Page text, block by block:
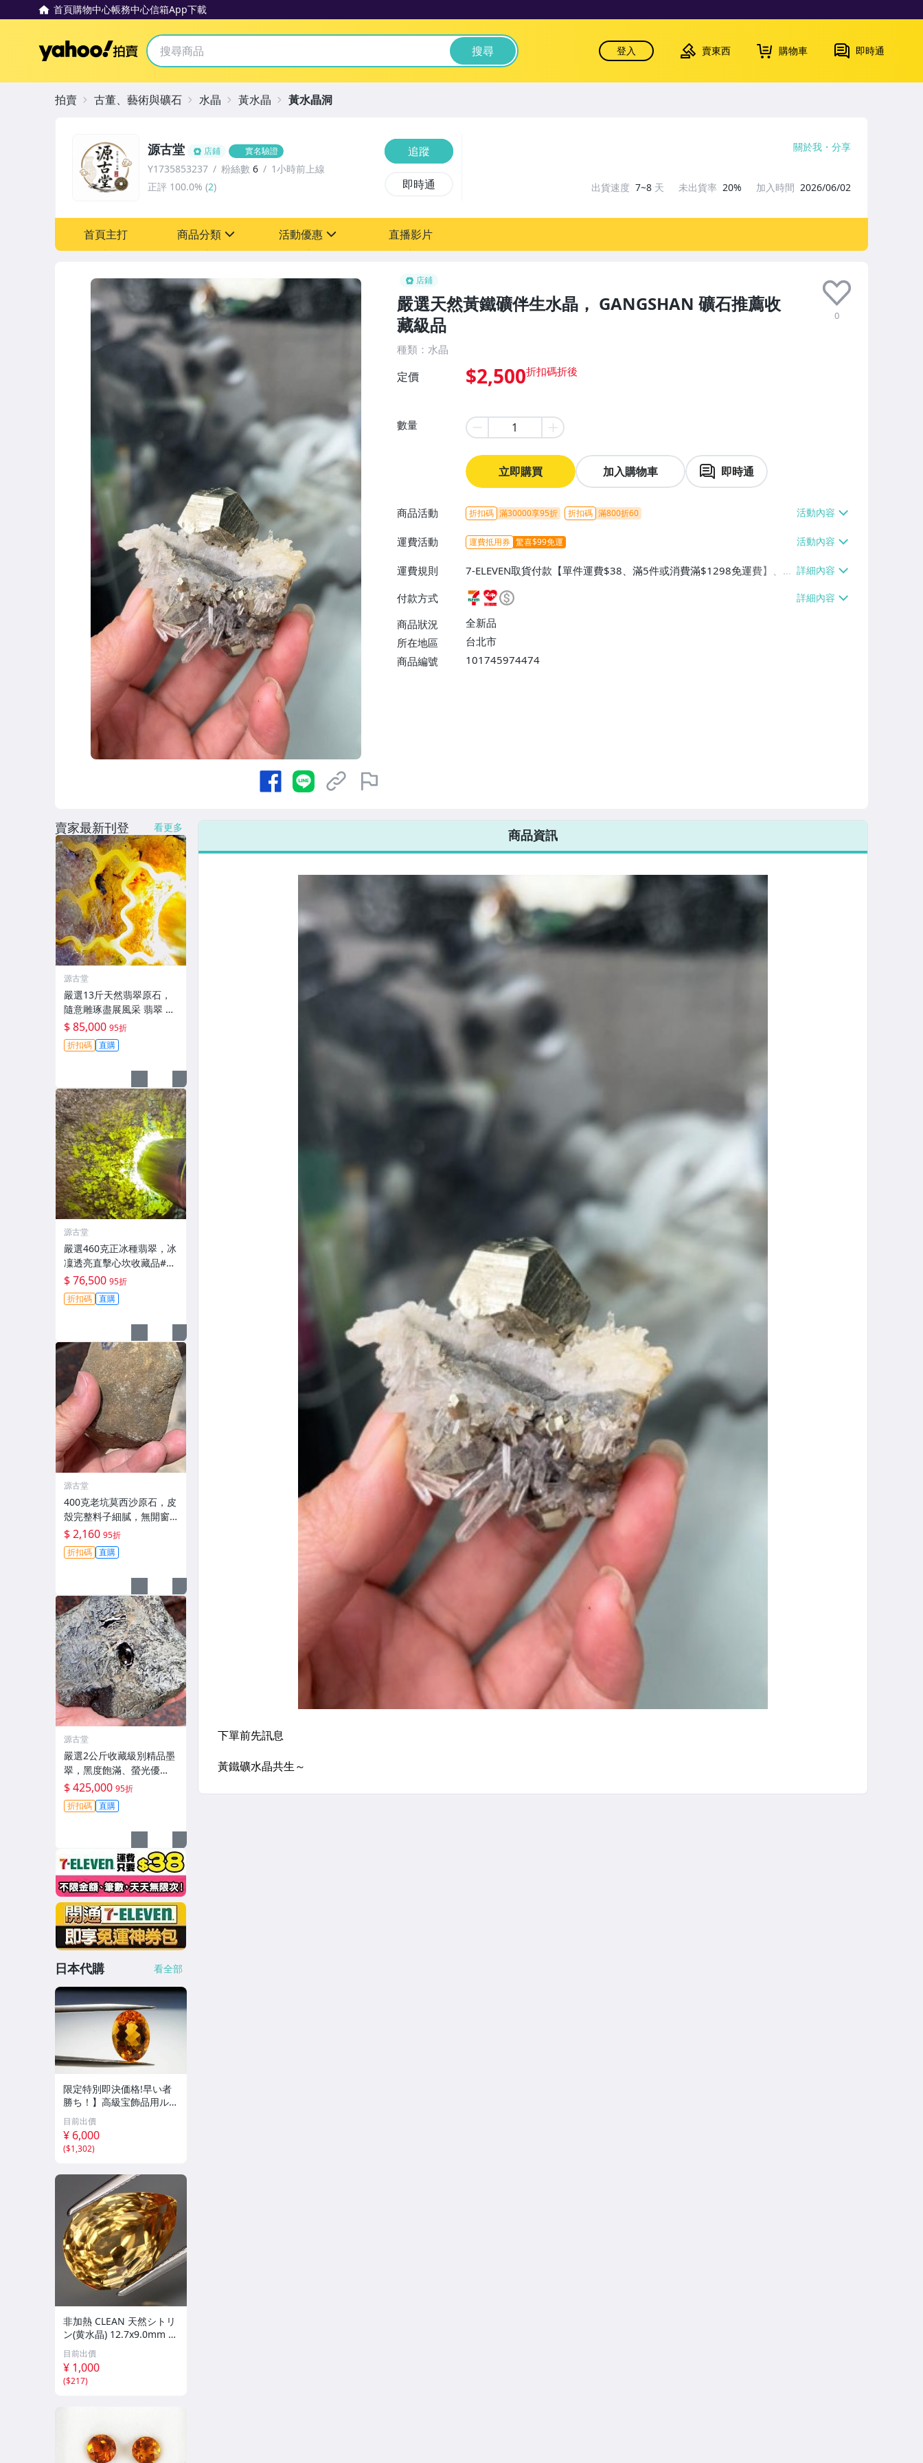
首頁購物中心帳務中心信箱App下載
Yahoo拍賣 搜尋 登入 賣東西 購物車 即時通
店鋪
嚴選天然黃鐵礦伴生水晶， GANGSHAN 礦石推薦收
藏級品
0
種類：水晶
定價 $2,500
數量
立即購買 加入購物車 即時通
商品活動 折扣碼 滿30000享95折 折扣碼 滿800折60
運費活動 運費抵用券 驚喜$99免運
運費規則
7-ELEVEN取貨付款【單件運費$38、滿5件或消費滿$1298免運費】、7-
ELEVEN取貨不付款【免運費】、萊爾富取貨付款【單件運費$60、滿5件
或消費滿$1298免運費】、宅配/貨運【單件運費$120、滿5件或消費滿
$1598免運費】
付款方式
商品狀況
全新品
所在地區
台北市
商品編號
101745974474
源古堂 店鋪 實名驗證
Y1735853237 粉絲數 6
1小時前上線
正評 100.0% (2)
追蹤
即時通
關於我 分享
出貨速度 7~8 天 未出貨率 20% 加入時間 2026/06/02
首頁主打 商品分類 活動優惠
[全店] 粉絲專享
直播影片
拍賣 古董、藝術與礦石 水晶 黃水晶 黃水晶洞
商品資訊
賣家最新刊登 看更多
源古堂
嚴選13斤天然翡翠原石，
隨意雕琢盡展風采 翡翠 原
石 雕刻
$ 85,000 95折
折扣碼 直購
源古堂
嚴選460克正冰種翡翠，冰
凜透亮直擊心坎收藏品#翡
翠 #天然翡翠 #A貨翡翠玉
石
$ 76,500 95折
折扣碼 直購
源古堂
400克老坑莫西沙原石，皮
殼完整料子細膩，無開窗
工藝原礦，適合手鐲及掛
件製作。嚴選天然A貨翡
翠。 老坑翡翠 手鐲 掛件
$ 2,160 95折
折扣碼 直購
源古堂
嚴選2公斤收藏級別精品墨
翠，黑度飽滿、螢光優
異，直擊心坎的絕版好物
翡翠 珍貴玉石 天然翡翠
$ 425,000 95折
折扣碼 直購
日本代購 看全部
限定特別即決価格!早い者
勝ち！】高級宝飾品用ルー
ス 色の濃い透明度抜群の
シトリントパーズ極上ルー
ス5.5ct
目前出價
¥ 6,000
($1,302)
非加熱 CLEAN 天然シトリ
ン(黄水晶) 12.7x9.0mm 3.
32カラット
目前出價
¥ 1,000
($217)